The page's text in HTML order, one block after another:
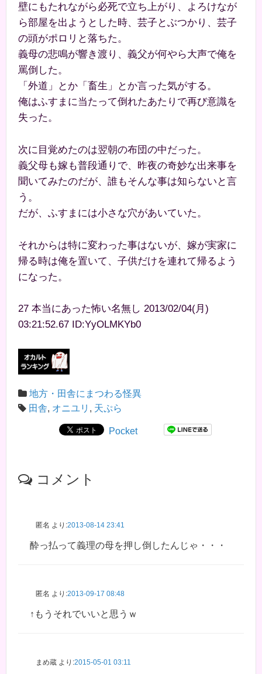
壁にもたれながら必死で立ち上がり、よろけなが
ら部屋を出ようとした時、芸子とぶつかり、芸子
の頭がポロリと落ちた。
義母の悲鳴が響き渡り、義父が何やら大声で俺を
罵倒した。
「外道」とか「畜生」とか言った気がする。
俺はふすまに当たって倒れたあたりで再び意識を
失った。
次に目覚めたのは翌朝の布団の中だった。
義父母も嫁も普段通りで、昨夜の奇妙な出来事を
聞いてみたのだが、誰もそんな事は知らないと言
う。
だが、ふすまには小さな穴があいていた。
それからは特に変わった事はないが、嫁が実家に
帰る時は俺を置いて、子供だけを連れて帰るよう
になった。
27 本当にあった怖い名無し 2013/02/04(月)
03:21:52.67 ID:YyOLMKYb0
地方・田舎にまつわる怪異
田舎, オニユリ , 天ぷら
Pocket
コメント
匿名 より:2013-08-14 23:41
酔っ払って義理の母を押し倒したんじゃ・・・
匿名 より:2013-09-17 08:48
↑もうそれでいいと思うｗ
まめ蔵 より:2015-05-01 03:11